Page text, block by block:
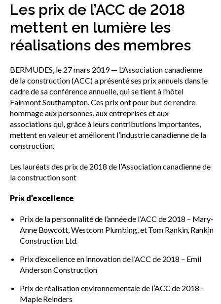
Services axés sur les pratiques
exemplaires
Sceau d’or
Show
sub
Événements
sub
menu
Les prix de l’ACC de 2018
mettent en lumière les
réalisations des membres
BERMUDES, le 27 mars 2019 — L’Association canadienne
de la construction (ACC) a présenté ses prix annuels dans le
cadre de sa conférence annuelle, qui se tient à l’hôtel
Fairmont Southampton. Ces prix ont pour but de rendre
hommage aux personnes, aux entreprises et aux
associations qui, grâce à leurs contributions importantes,
mettent en valeur et améliorent l’industrie canadienne de la
construction.
Les lauréats des prix de 2018 de l’Association canadienne de
la construction sont
Prix d’excellence
Prix de la personnalité de l’année de l’ACC de 2018 – Mary-
Anne Bowcott, Westcom Plumbing, et Tom Rankin, Rankin
Construction Ltd.
Prix d’excellence en innovation de l’ACC de 2018 – Emil
Anderson Construction
Prix de réalisation environnementale de l’ACC de 2018 –
Maple Reinders